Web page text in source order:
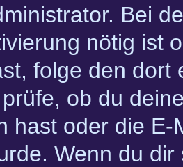
Bei
nötig ist
folge den dort
ob du
hast oder die
Wenn du